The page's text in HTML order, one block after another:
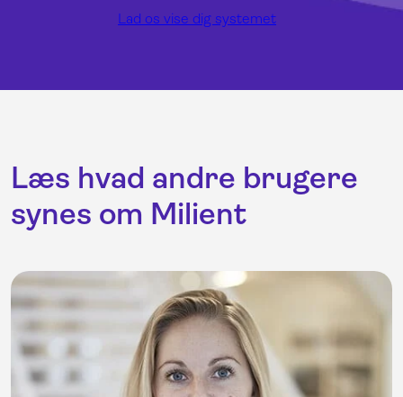
Lad os vise dig systemet
Læs hvad andre brugere
synes om Milient